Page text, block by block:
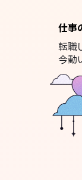
仕事
転職
今動